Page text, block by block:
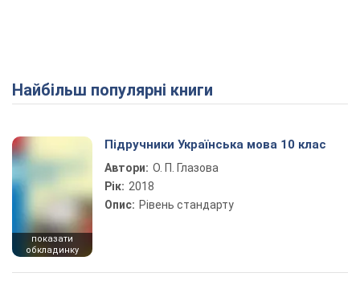
Найбільш популярні книги
показати
обкладинку
Підручники Українська мова 10 клас
Автори: О. П. Глазова
Рік: 2018
Опис: Рівень стандарту